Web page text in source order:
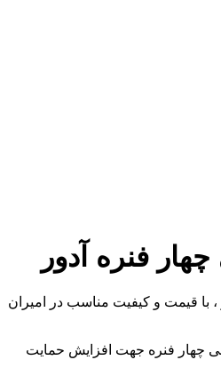
چهار فنره آدور
، با قیمت و کیفیت مناسب در امیران
چهار فنره جهت افزایش حمایت